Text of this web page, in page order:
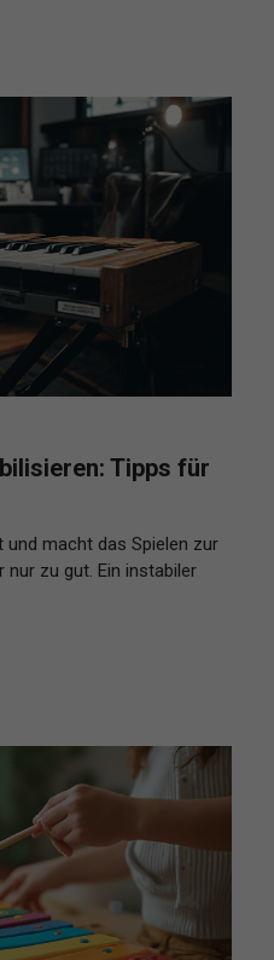
Tipps für
und macht das Spielen zur
nur zu gut. Ein instabiler